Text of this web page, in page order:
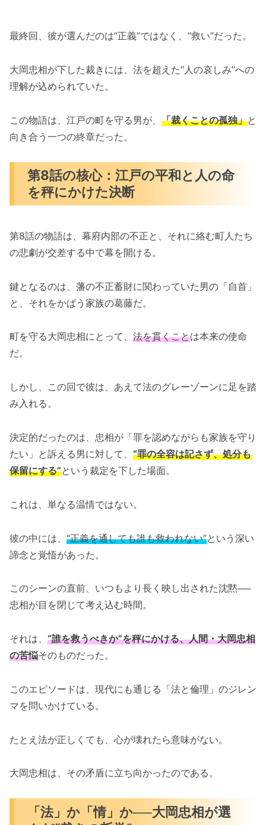
最終回、彼が選んだのは“正義”ではなく、“救い”だった。
大岡忠相が下した裁きには、法を超えた“人の哀しみ”への
理解が込められていた。
この物語は、江戸の町を守る男が、 「裁くことの孤独」と
向き合う一つの終章だった。
第8話の核心：江戸の平和と人の命
を秤にかけた決断
第8話の物語は、幕府内部の不正と、それに絡む町人たち
の悲劇が交差する中で幕を開ける。
鍵となるのは、藩の不正蓄財に関わっていた男の「自首」
と、それをかばう家族の葛藤だ。
町を守る大岡忠相にとって、 法を貫くことは本来の使命
だ。
しかし、この回で彼は、あえて法のグレーゾーンに足を踏
み入れる。
決定的だったのは、忠相が「罪を認めながらも家族を守り
たい」と訴える男に対して、 “罪の全容は記さず、処分も
保留にする”という裁定を下した場面。
これは、単なる温情ではない。
彼の中には、 “正義を通しても誰も救われない”という深い
諦念と覚悟があった。
このシーンの直前、いつもより長く映し出された沈黙──
忠相が目を閉じて考え込む時間。
それは、 “誰を救うべきか”を秤にかける、人間・大岡忠相
の苦悩そのものだった。
このエピソードは、現代にも通じる「法と倫理」のジレン
マを問いかけている。
たとえ法が正しくても、心が壊れたら意味がない。
大岡忠相は、その矛盾に立ち向かったのである。
「法」か「情」か──大岡忠相が選